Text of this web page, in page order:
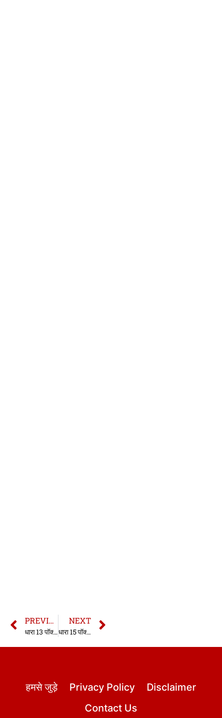
PREVIOUS
धारा 13 पॉक्सो एक्ट | 13 Pocso Act in hindi
NEXT
धारा 15 पॉक्सो एक्ट | 15 Pocso Act in hindi
हमसे जुड़े Privacy Policy
Disclaimer
Contact Us